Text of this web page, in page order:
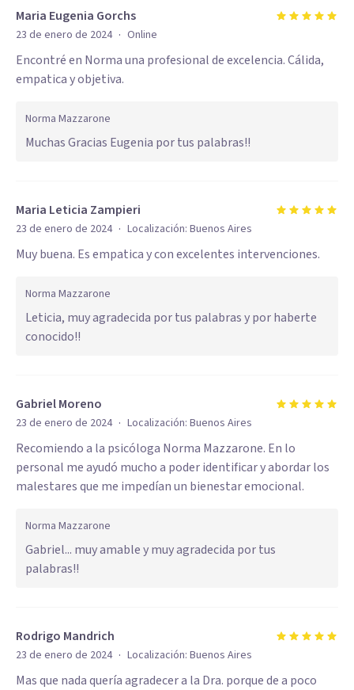
Maria Eugenia Gorchs
23 de enero de 2024 · Online
Encontré en Norma una profesional de excelencia. Cálida,
empatica y objetiva.
Norma Mazzarone
Muchas Gracias Eugenia por tus palabras!!
Maria Leticia Zampieri
23 de enero de 2024 · Localización: Buenos Aires
Muy buena. Es empatica y con excelentes intervenciones.
Norma Mazzarone
Leticia, muy agradecida por tus palabras y por haberte
conocido!!
Gabriel Moreno
23 de enero de 2024 · Localización: Buenos Aires
Recomiendo a la psicóloga Norma Mazzarone. En lo
personal me ayudó mucho a poder identificar y abordar los
malestares que me impedían un bienestar emocional.
Norma Mazzarone
Gabriel... muy amable y muy agradecida por tus
palabras!!
Rodrigo Mandrich
23 de enero de 2024 · Localización: Buenos Aires
Mas que nada quería agradecer a la Dra. porque de a poco